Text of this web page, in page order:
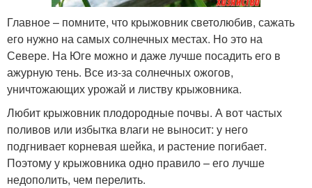
Главное – помните, что крыжовник светолюбив, сажать
его нужно на самых солнечных местах. Но это на
Севере. На Юге можно и даже лучше посадить его в
ажурную тень. Все из-за солнечных ожогов,
уничтожающих урожай и листву крыжовника.
Любит крыжовник плодородные почвы. А вот частых
поливов или избытка влаги не выносит: у него
подгнивает корневая шейка, и растение погибает.
Поэтому у крыжовника одно правило – его лучше
недополить, чем перелить.